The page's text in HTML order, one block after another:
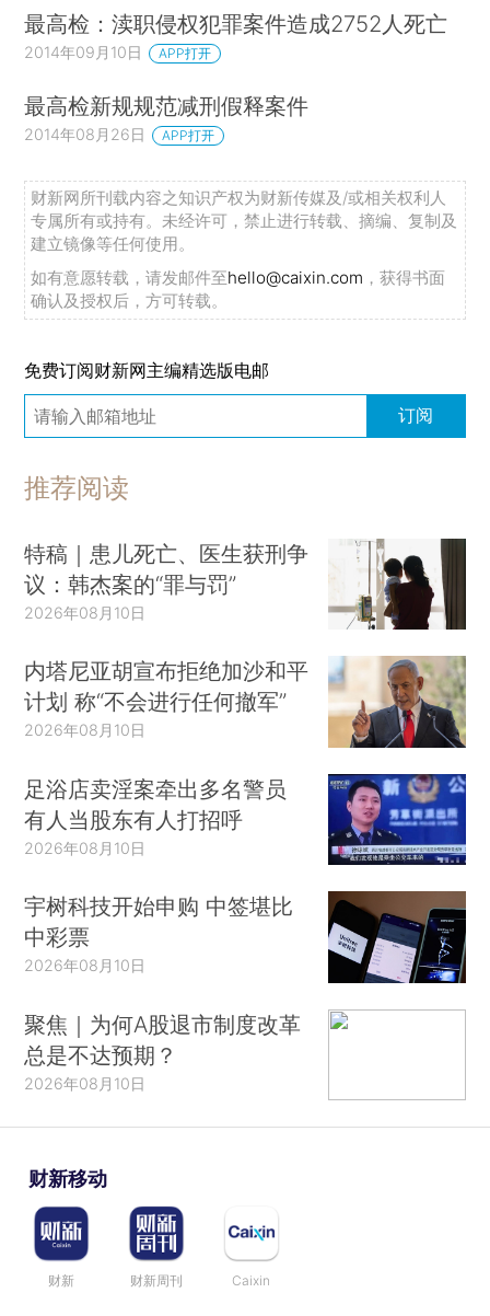
最高检：渎职侵权犯罪案件造成2752人死亡
2014年09月10日 APP打开
最高检新规规范减刑假释案件
2014年08月26日 APP打开
财新网所刊载内容之知识产权为财新传媒及/或相关权利人
专属所有或持有。未经许可，禁止进行转载、摘编、复制及
建立镜像等任何使用。
如有意愿转载，请发邮件至hello@caixin.com ，获得书面
确认及授权后，方可转载。
免费订阅财新网主编精选版电邮
订阅
推荐阅读
特稿｜患儿死亡、医生获刑争
议：韩杰案的“罪与罚”
2026年08月10日
内塔尼亚胡宣布拒绝加沙和平
计划 称“不会进行任何撤军”
2026年08月10日
足浴店卖淫案牵出多名警员
有人当股东有人打招呼
2026年08月10日
宇树科技开始申购 中签堪比
中彩票
2026年08月10日
聚焦｜为何A股退市制度改革
总是不达预期？
2026年08月10日
财新移动
财新 财新周刊 Caixin